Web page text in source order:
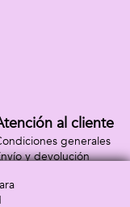
al cliente
generales
y devolución